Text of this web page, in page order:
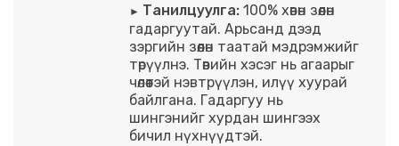
Танилцуулга:100% хөвөн зөөлөн
гадаргуутай. Арьсанд дээд
зэргийн зөөлөн таатай мэдрэмжийг
төрүүлнэ. Төвийн хэсэг нь агаарыг
чөлөөтэй нэвтрүүлэн, илүү хуурай
байлгана. Гадаргуу нь
шингэнийг хурдан шингээх
бичил нүхнүүдтэй.